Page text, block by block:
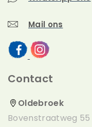
Mail ons
Contact
Oldebroek
Bovenstraatweg 55